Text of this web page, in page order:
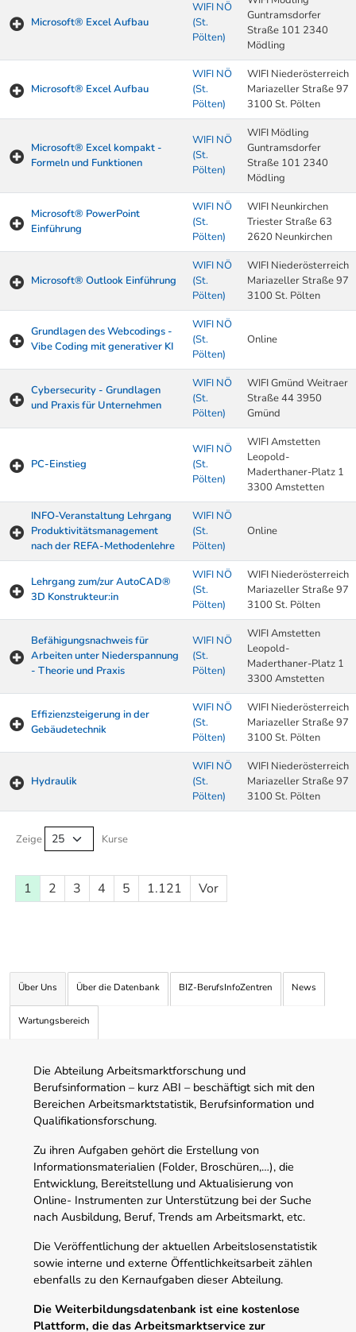
Microsoft® Excel Aufbau
WIFI NÖ
(St.
Pölten)
Guntramsdorfer
Straße 101 2340
Mödling
Microsoft® Excel Aufbau
WIFI NÖ
(St.
Pölten)
WIFI Niederösterreich
Mariazeller Straße 97
3100 St. Pölten
Microsoft® Excel kompakt -
Formeln und Funktionen
WIFI NÖ
(St.
Pölten)
WIFI Mödling
Guntramsdorfer
Straße 101 2340
Mödling
Microsoft® PowerPoint
Einführung
WIFI NÖ
(St.
Pölten)
WIFI Neunkirchen
Triester Straße 63
2620 Neunkirchen
Microsoft® Outlook Einführung
WIFI NÖ
(St.
Pölten)
WIFI Niederösterreich
Mariazeller Straße 97
3100 St. Pölten
Grundlagen des Webcodings -
Vibe Coding mit generativer KI
WIFI NÖ
(St.
Pölten)
Online
Cybersecurity - Grundlagen
und Praxis für Unternehmen
WIFI NÖ
(St.
Pölten)
WIFI Gmünd Weitraer
Straße 44 3950
Gmünd
PC-Einstieg
WIFI NÖ
(St.
Pölten)
WIFI Amstetten
Leopold-
Maderthaner-Platz 1
3300 Amstetten
INFO-Veranstaltung Lehrgang
Produktivitätsmanagement
nach der REFA-Methodenlehre
WIFI NÖ
(St.
Pölten)
Online
Lehrgang zum/zur AutoCAD®
3D Konstrukteur:in
WIFI NÖ
(St.
Pölten)
WIFI Niederösterreich
Mariazeller Straße 97
3100 St. Pölten
Befähigungsnachweis für
Arbeiten unter Niederspannung
- Theorie und Praxis
WIFI NÖ
(St.
Pölten)
WIFI Amstetten
Leopold-
Maderthaner-Platz 1
3300 Amstetten
Effizienzsteigerung in der
Gebäudetechnik
WIFI NÖ
(St.
Pölten)
WIFI Niederösterreich
Mariazeller Straße 97
3100 St. Pölten
Hydraulik
WIFI NÖ
(St.
Pölten)
WIFI Niederösterreich
Mariazeller Straße 97
3100 St. Pölten
Zeige Kurse
1 2 3 4 5 1.121 Vor
Über Uns Über die Datenbank BIZ-BerufsInfoZentren News
Wartungsbereich
Die Abteilung Arbeitsmarktforschung und
Berufsinformation – kurz ABI – beschäftigt sich mit den
Bereichen Arbeitsmarktstatistik, Berufsinformation und
Qualifikationsforschung.
Zu ihren Aufgaben gehört die Erstellung von
Informationsmaterialien (Folder, Broschüren,…), die
Entwicklung, Bereitstellung und Aktualisierung von
Online- Instrumenten zur Unterstützung bei der Suche
nach Ausbildung, Beruf, Trends am Arbeitsmarkt, etc.
Die Veröffentlichung der aktuellen Arbeitslosenstatistik
sowie interne und externe Öffentlichkeitsarbeit zählen
ebenfalls zu den Kernaufgaben dieser Abteilung.
Die Weiterbildungsdatenbank ist eine kostenlose
Plattform, die das Arbeitsmarktservice zur